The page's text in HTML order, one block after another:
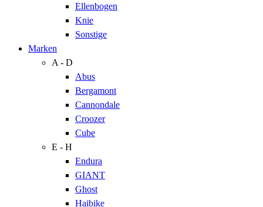
Ellenbogen
Knie
Sonstige
Marken
A - D
Abus
Bergamont
Cannondale
Croozer
Cube
E - H
Endura
GIANT
Ghost
Haibike